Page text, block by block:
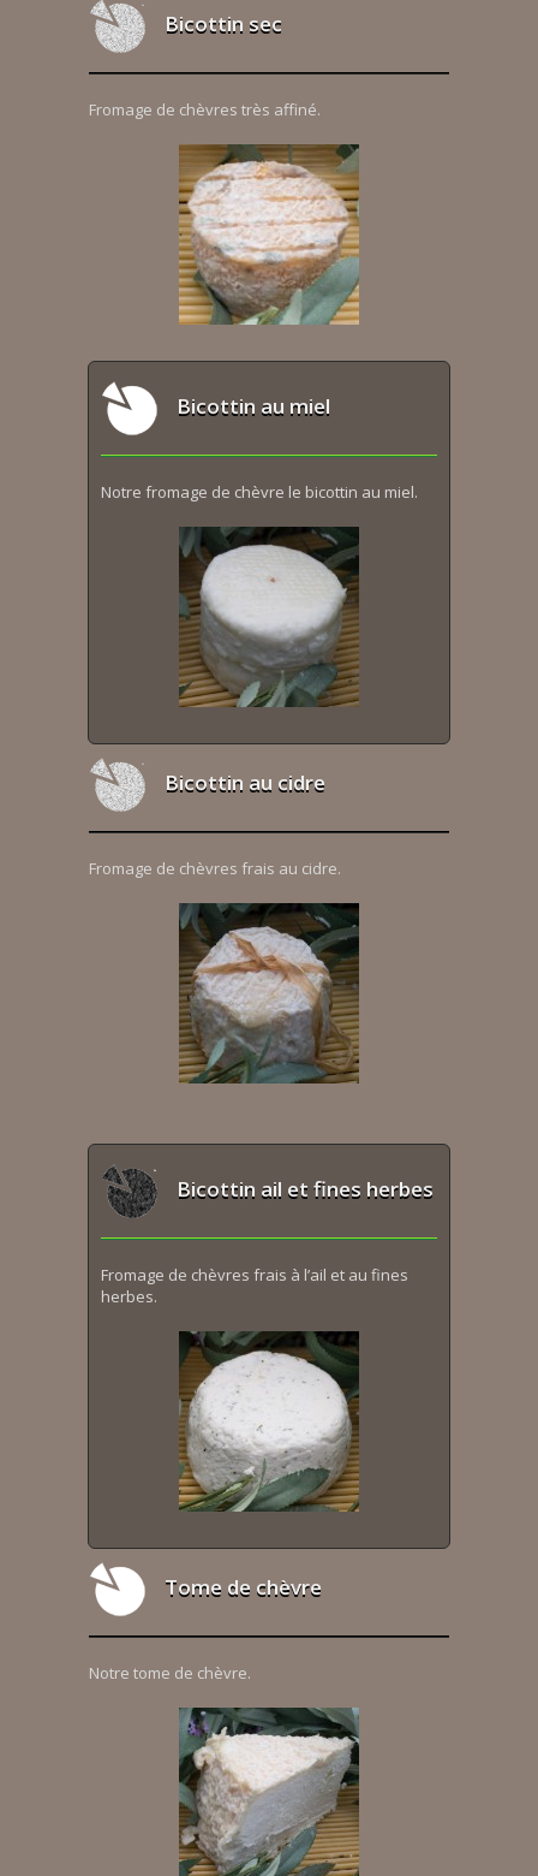
Bicottin sec
Fromage de chèvres très affiné.
Bicottin au miel
Notre fromage de chèvre le bicottin au miel.
Bicottin au cidre
Fromage de chèvres frais au cidre.
Bicottin ail et fines herbes
Fromage de chèvres frais à l’ail et au fines
herbes.
Tome de chèvre
Notre tome de chèvre.